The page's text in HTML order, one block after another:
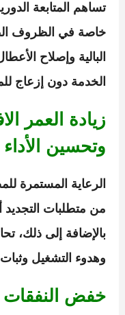
تساهم المتابعة
خاصة في الظروف
البالية وإصلاح
الخدمة دون إزعاج
زيادة العمر
وتحسين الأداء
الرعاية المستمرة
من متطلبات التجديد
بالإضافة إلى ذلك،
وهدوء التشغيل
خفض النفقات